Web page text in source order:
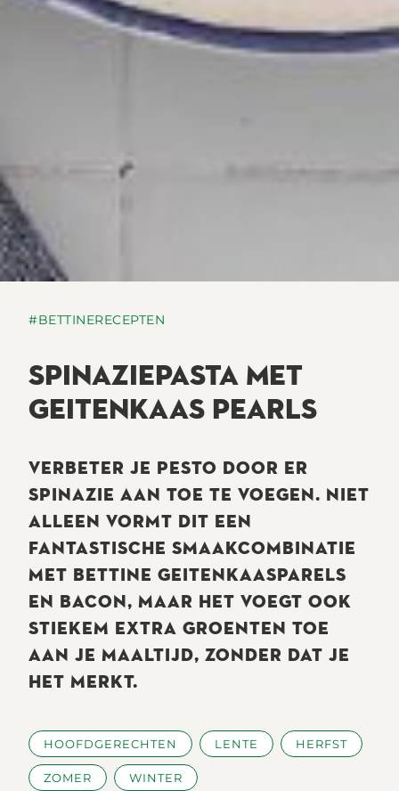
#BETTINERECEPTEN
SPINAZIEPASTA MET
GEITENKAAS PEARLS
VERBETER JE PESTO DOOR ER
SPINAZIE AAN TOE TE VOEGEN. NIET
ALLEEN VORMT DIT EEN
FANTASTISCHE SMAAKCOMBINATIE
MET BETTINE GEITENKAASPARELS
EN BACON, MAAR HET VOEGT OOK
STIEKEM EXTRA GROENTEN TOE
AAN JE MAALTIJD, ZONDER DAT JE
HET MERKT.
HOOFDGERECHTEN LENTE HERFST
ZOMER WINTER